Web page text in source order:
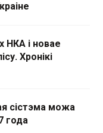
НКА і новае
Хронікі
сістэма можа
года